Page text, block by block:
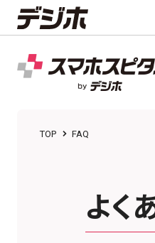
TOP FAQ
よく